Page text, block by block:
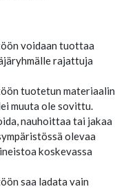
voidaan tuottaa
rajattuja
tuotetun materiaalin
muuta ole sovittu.
nauhoittaa tai jakaa
olevaa
koskevassa
saa ladata vain